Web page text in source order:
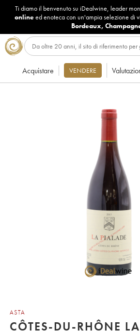
Ti diamo il benvenuto su iDealwine, leader
onlineed enoteca con un'ampia selezione di
Bordeaux,
Acquistare VENDERE
ASTA
CÔTES-DU-RHÔNE